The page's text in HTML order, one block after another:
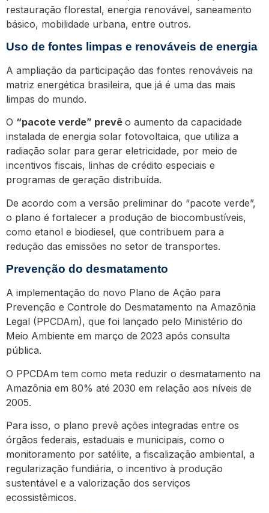
restauração florestal, energia renovável, saneamento
básico, mobilidade urbana, entre outros.
Uso de fontes limpas e renováveis de energia
A ampliação da participação das fontes renováveis na
matriz energética brasileira, que já é uma das mais
limpas do mundo.
O “pacote verde” prevê o aumento da capacidade
instalada de energia solar fotovoltaica, que utiliza a
radiação solar para gerar eletricidade, por meio de
incentivos fiscais, linhas de crédito especiais e
programas de geração distribuída.
De acordo com a versão preliminar do “pacote verde”,
o plano é fortalecer a produção de biocombustíveis,
como etanol e biodiesel, que contribuem para a
redução das emissões no setor de transportes.
Prevenção do desmatamento
A implementação do novo Plano de Ação para
Prevenção e Controle do Desmatamento na Amazônia
Legal (PPCDAm), que foi lançado pelo Ministério do
Meio Ambiente em março de 2023 após consulta
pública.
O PPCDAm tem como meta reduzir o desmatamento na
Amazônia em 80% até 2030 em relação aos níveis de
2005.
Para isso, o plano prevê ações integradas entre os
órgãos federais, estaduais e municipais, como o
monitoramento por satélite, a fiscalização ambiental, a
regularização fundiária, o incentivo à produção
sustentável e a valorização dos serviços
ecossistêmicos.